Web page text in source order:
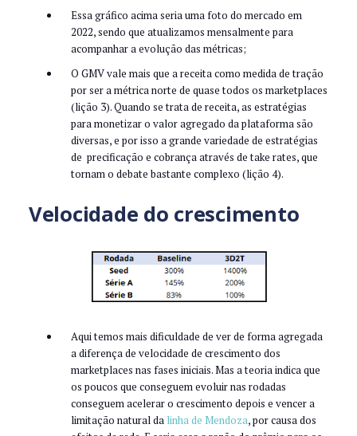
Essa gráfico acima seria uma foto do mercado em
2022, sendo que atualizamos mensalmente para
acompanhar a evolução das métricas;
O GMV vale mais que a receita como medida de tração
por ser a métrica norte de quase todos os marketplaces
(lição 3). Quando se trata de receita, as estratégias
para monetizar o valor agregado da plataforma são
diversas, e por isso a grande variedade de estratégias
de precificação e cobrança através de take rates, que
tornam o debate bastante complexo (lição 4).
Velocidade do crescimento
Aqui temos mais dificuldade de ver de forma agregada
a diferença de velocidade de crescimento dos
marketplaces nas fases iniciais. Mas a teoria indica que
os poucos que conseguem evoluir nas rodadas
conseguem acelerar o crescimento depois e vencer a
limitação natural da linha de Mendoza, por causa dos